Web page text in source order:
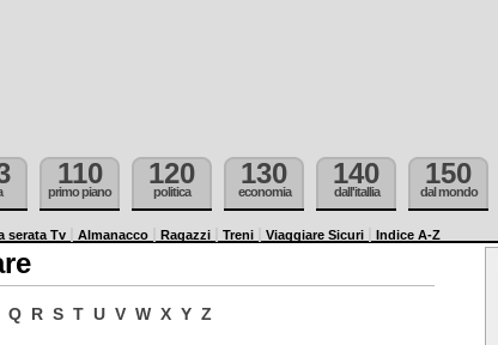
110
primo piano
120
politica
130
economia
140
dall'itallia
150
dal mondo
serata Tv Almanacco Ragazzi Treni Viaggiare Sicuri Indice A-Z
Q R S T U V W X Y Z